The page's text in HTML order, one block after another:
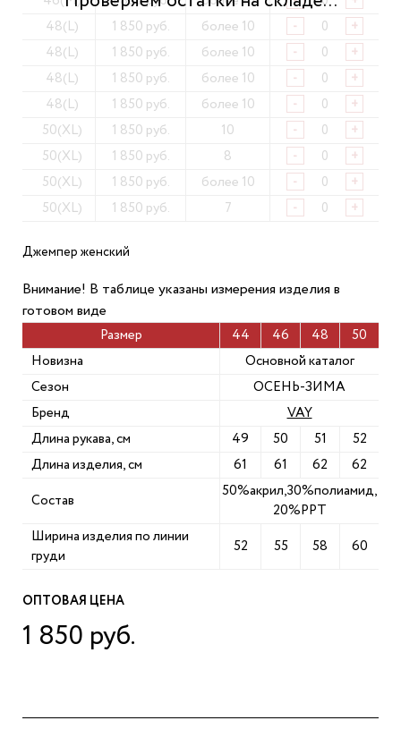
ОПТОВАЯ ЦЕНА
1 850 руб.
48(L) 1 850 руб. более 10 - +
48(L) 1 850 руб. более 10 - +
48(L) 1 850 руб. более 10 - +
48(L) 1 850 руб. более 10 - +
50(XL) 1 850 руб. 10 - +
50(XL) 1 850 руб. 8 - +
50(XL) 1 850 руб. более 10 - +
50(XL) 1 850 руб. 7 - +
Джемпер женский
Внимание! В таблице указаны измерения изделия в
готовом виде
Размер 44 46 48
50
Новизна
Основной каталог
Сезон
ОСЕНЬ-ЗИМА
Бренд
VAY
Длина рукава, см
49 50 51
52
Длина изделия, см
61 61 62 62
Состав
50%акрил,30%полиамид,
20%PPT
Ширина изделия по линии
груди
52 55 58 60